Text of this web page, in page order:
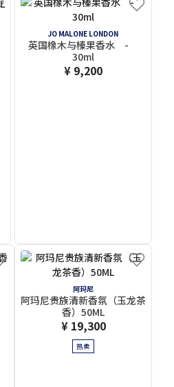
JO MALONE LONDON
英国橡木与榛果香水 -
30ml
¥ 9,200
阿玛尼
阿玛尼贵族清新香氛（玉龙茶
香）50ML
¥ 19,300
热卖